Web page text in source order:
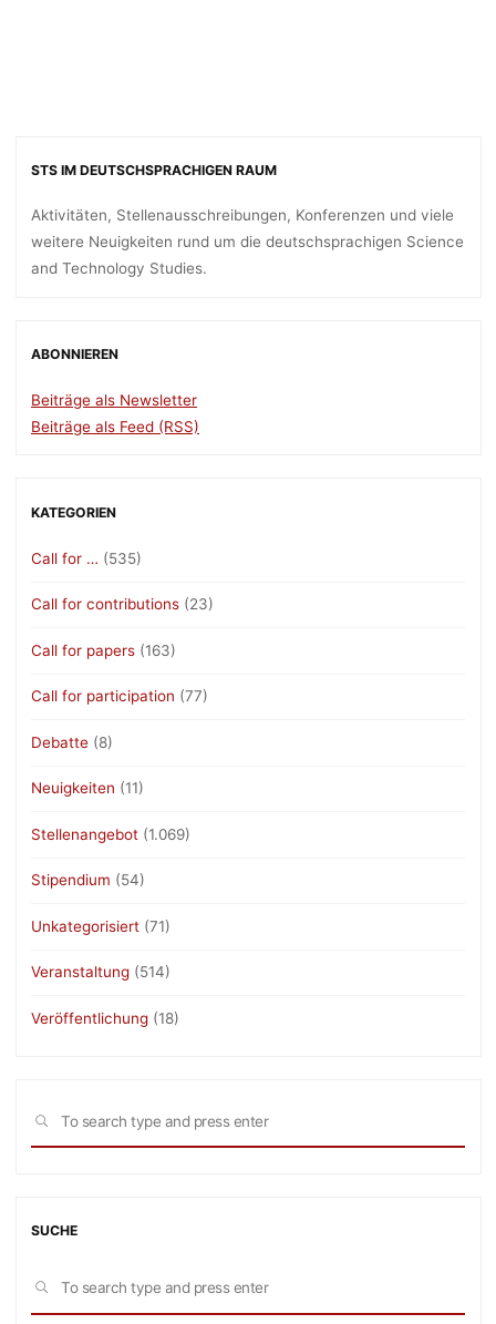
STS IM DEUTSCHSPRACHIGEN RAUM
Aktivitäten, Stellenausschreibungen, Konferenzen und viele
weitere Neuigkeiten rund um die deutschsprachigen Science
and Technology Studies.
ABONNIEREN
Beiträge als Newsletter
Beiträge als Feed (RSS)
KATEGORIEN
Call for … (535)
Call for contributions (23)
Call for papers (163)
Call for participation (77)
Debatte (8)
Neuigkeiten (11)
Stellenangebot (1.069)
Stipendium (54)
Unkategorisiert (71)
Veranstaltung (514)
Veröffentlichung (18)
SEARCH
SUCHE
SEARCH